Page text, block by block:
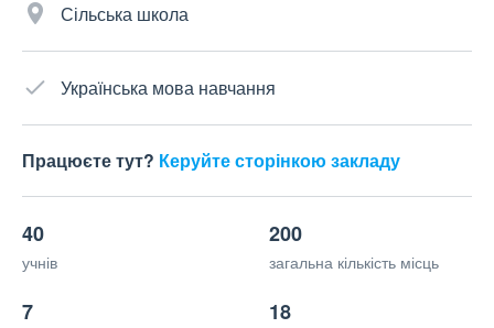
Сільська школа
Українська мова навчання
Працюєте тут? Керуйте сторінкою закладу
40
учнів
200
загальна кількість місць
7 18